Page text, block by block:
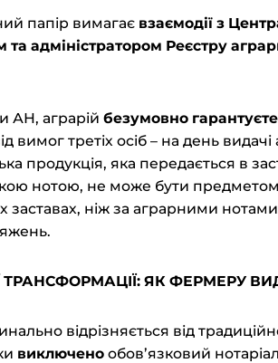
папір вимагає взаємодії з
адміністратором Реєстру
АН, аграрій безумовно гарантуєте
вимог третіх осіб – на день
продукція, яка передається в
нотою, не може бути
заставах, ніж за аграрними
ЯК ФЕРМЕРУ
відрізняється від
виключено обов’язковий